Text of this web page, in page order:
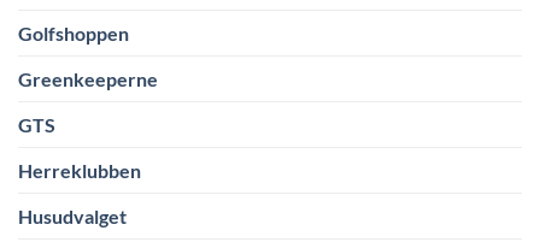
Golfshoppen
Greenkeeperne
GTS
Herreklubben
Husudvalget